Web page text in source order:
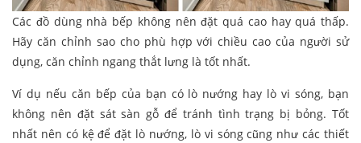
Các đồ dùng nhà bếp không nên đặt quá cao hay quá thấp.
Hãy căn chỉnh sao cho phù hợp với chiều cao của người sử
dụng, căn chỉnh ngang thắt lưng là tốt nhất.
Ví dụ nếu căn bếp của bạn có lò nướng hay lò vi sóng, bạn
không nên đặt sát sàn gỗ để tránh tình trạng bị bỏng. Tốt
nhất nên có kệ để đặt lò nướng, lò vi sóng cũng như các thiết